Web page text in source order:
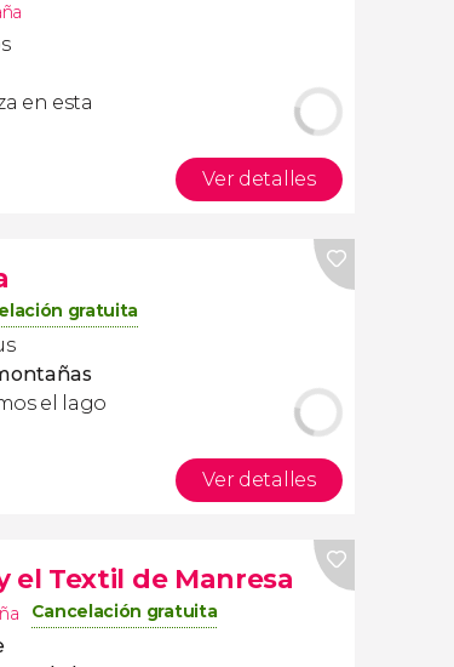
en esta
Ver detalles
gratuita
el lago
Ver detalles
el Textil de Manresa
Cancelación gratuita